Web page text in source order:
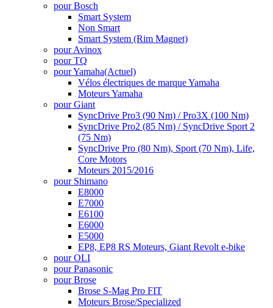
pour Bosch
Smart System
Non Smart
Smart System (Rim Magnet)
pour Avinox
pour TQ
pour Yamaha(Actuel)
Vélos électriques de marque Yamaha
Moteurs Yamaha
pour Giant
SyncDrive Pro3 (90 Nm) / Pro3X (100 Nm)
SyncDrive Pro2 (85 Nm) / SyncDrive Sport 2
(75 Nm)
SyncDrive Pro (80 Nm), Sport (70 Nm), Life,
Core Motors
Moteurs 2015/2016
pour Shimano
E8000
E7000
E6100
E6000
E5000
EP8, EP8 RS Moteurs, Giant Revolt e-bike
pour OLI
pour Panasonic
pour Brose
Brose S-Mag Pro FIT
Moteurs Brose/Specialized